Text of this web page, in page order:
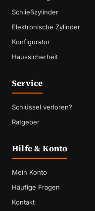
Schließzylinder
Elektronische Zylinder
Konfigurator
Haussicherheit
Service
Schlüssel verloren?
Ratgeber
Hilfe & Konto
Mein Konto
Häufige Fragen
Kontakt